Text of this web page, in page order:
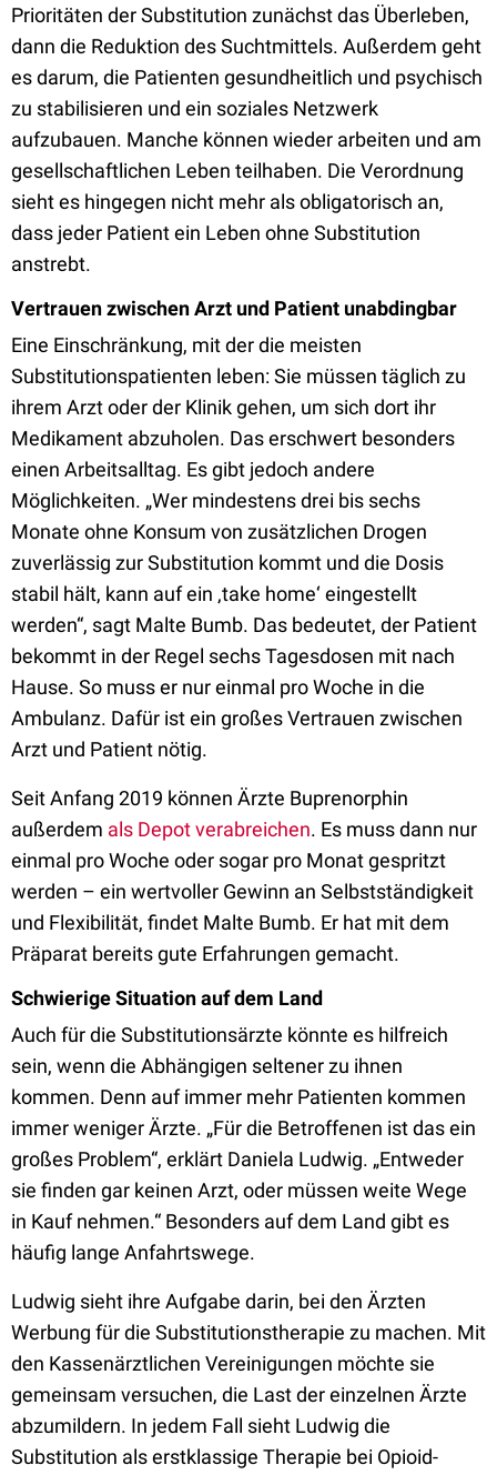
Prioritäten der Substitution zunächst das Überleben,
dann die Reduktion des Suchtmittels. Außerdem geht
es darum, die Patienten gesundheitlich und psychisch
zu stabilisieren und ein soziales Netzwerk
aufzubauen. Manche können wieder arbeiten und am
gesellschaftlichen Leben teilhaben. Die Verordnung
sieht es hingegen nicht mehr als obligatorisch an,
dass jeder Patient ein Leben ohne Substitution
anstrebt.
Vertrauen zwischen Arzt und Patient unabdingbar
Eine Einschränkung, mit der die meisten
Substitutionspatienten leben: Sie müssen täglich zu
ihrem Arzt oder der Klinik gehen, um sich dort ihr
Medikament abzuholen. Das erschwert besonders
einen Arbeitsalltag. Es gibt jedoch andere
Möglichkeiten. „Wer mindestens drei bis sechs
Monate ohne Konsum von zusätzlichen Drogen
zuverlässig zur Substitution kommt und die Dosis
stabil hält, kann auf ein ‚take home‘ eingestellt
werden“, sagt Malte Bumb. Das bedeutet, der Patient
bekommt in der Regel sechs Tagesdosen mit nach
Hause. So muss er nur einmal pro Woche in die
Ambulanz. Dafür ist ein großes Vertrauen zwischen
Arzt und Patient nötig.
Seit Anfang 2019 können Ärzte Buprenorphin
außerdem als Depot verabreichen. Es muss dann nur
einmal pro Woche oder sogar pro Monat gespritzt
werden – ein wertvoller Gewinn an Selbstständigkeit
und Flexibilität, findet Malte Bumb. Er hat mit dem
Präparat bereits gute Erfahrungen gemacht.
Schwierige Situation auf dem Land
Auch für die Substitutionsärzte könnte es hilfreich
sein, wenn die Abhängigen seltener zu ihnen
kommen. Denn auf immer mehr Patienten kommen
immer weniger Ärzte. „Für die Betroffenen ist das ein
großes Problem“, erklärt Daniela Ludwig. „Entweder
sie finden gar keinen Arzt, oder müssen weite Wege
in Kauf nehmen.“ Besonders auf dem Land gibt es
häufig lange Anfahrtswege.
Ludwig sieht ihre Aufgabe darin, bei den Ärzten
Werbung für die Substitutionstherapie zu machen. Mit
den Kassenärztlichen Vereinigungen möchte sie
gemeinsam versuchen, die Last der einzelnen Ärzte
abzumildern. In jedem Fall sieht Ludwig die
Substitution als erstklassige Therapie bei Opioid-